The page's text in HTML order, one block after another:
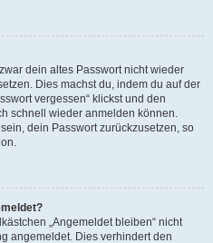
dein altes Passwort nicht wieder
Dies machst du, indem du auf der
vergessen“ klickst und den
schnell wieder anmelden können.
dein Passwort zurückzusetzen, so
„Angemeldet bleiben“ nicht
angemeldet. Dies verhindert den